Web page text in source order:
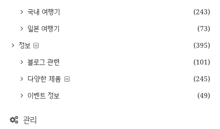
국내 여행기
(243)
일본 여행기
(73)
정보
(395)
블로그 관련
(101)
다양한 제품
(245)
이벤트 정보
(49)
관리